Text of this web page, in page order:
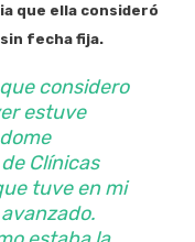
que ella consideró
fecha fija.
considero
estuve
Clínicas
tuve en mi